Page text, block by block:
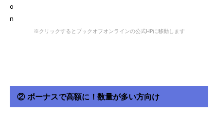
※クリックするとブックオフオンラインの公式HPに移動します
② ボーナスで高額に！数量が多い方向け